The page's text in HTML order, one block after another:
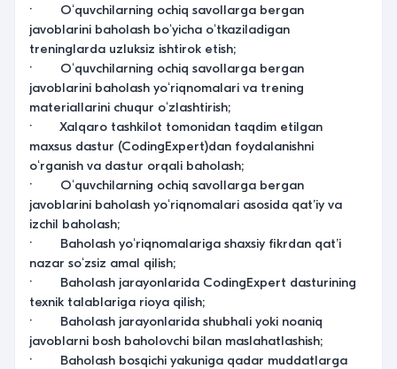
· Oʻquvchilarning ochiq savollarga bergan
javoblarini baholash boʻyicha oʻtkaziladigan
treninglarda uzluksiz ishtirok etish;
· Oʻquvchilarning ochiq savollarga bergan
javoblarini baholash yoʻriqnomalari va trening
materiallarini chuqur oʻzlashtirish;
· Xalqaro tashkilot tomonidan taqdim etilgan
maxsus dastur (CodingExpert)dan foydalanishni
oʻrganish va dastur orqali baholash;
· Oʻquvchilarning ochiq savollarga bergan
javoblarini baholash yoʻriqnomalari asosida qatʼiy va
izchil baholash;
· Baholash yoʻriqnomalariga shaxsiy fikrdan qatʼi
nazar soʻzsiz amal qilish;
· Baholash jarayonlarida CodingExpert dasturining
texnik talablariga rioya qilish;
· Baholash jarayonlarida shubhali yoki noaniq
javoblarni bosh baholovchi bilan maslahatlashish;
· Baholash bosqichi yakuniga qadar muddatlarga